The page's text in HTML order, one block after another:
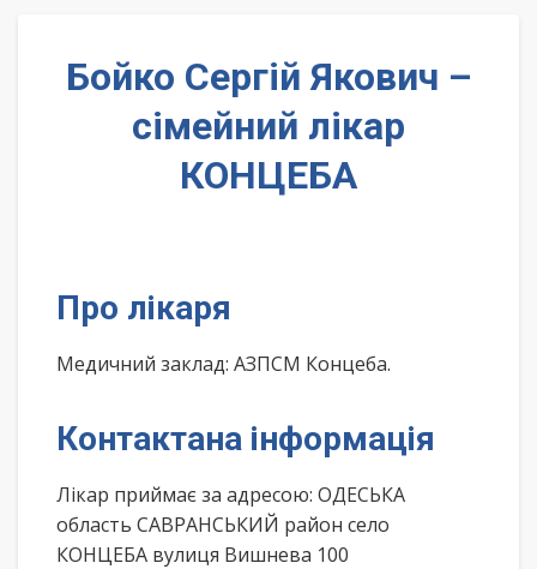
Бойко Сергій Якович –
сімейний лікар
КОНЦЕБА
Про лікаря
Медичний заклад: АЗПСМ Концеба.
Контактана інформація
Лікар приймає за адресою: ОДЕСЬКА
область САВРАНСЬКИЙ район село
КОНЦЕБА вулиця Вишнева 100